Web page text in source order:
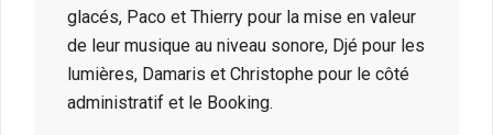
glacés, Paco et Thierry pour la mise en valeur
de leur musique au niveau sonore, Djé pour les
lumières, Damaris et Christophe pour le côté
administratif et le Booking.